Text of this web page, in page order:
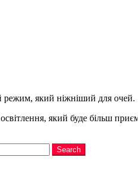
режим, який ніжніший для очей.
який буде більш
Search